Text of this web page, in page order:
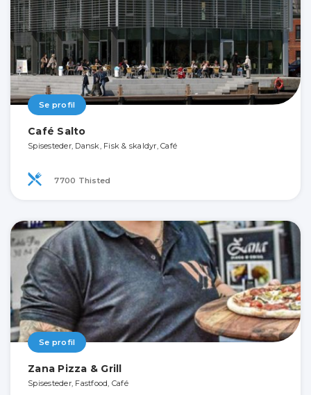
Se profil
Café Salto
Spisesteder, Dansk, Fisk & skaldyr, Café
7700 Thisted
Se profil
Zana Pizza & Grill
Spisesteder, Fastfood, Café